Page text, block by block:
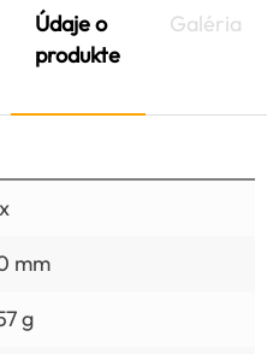
Údaje o
produkte
Galéria
mm
g